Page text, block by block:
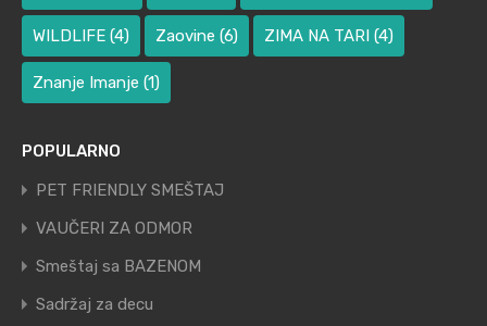
WILDLIFE (4) Zaovine (6) ZIMA NA TARI (4)
Znanje Imanje (1)
POPULARNO
PET FRIENDLY SMEŠTAJ
VAUČERI ZA ODMOR
Smeštaj sa BAZENOM
Sadržaj za decu